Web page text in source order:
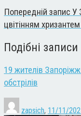
Попередній запис У
цвітінням
Подібні записи
19 жителів
обстрілів
zapsich, 11/11/